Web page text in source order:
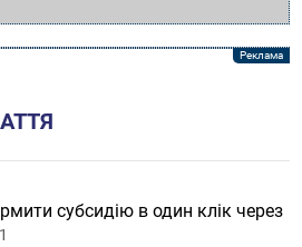
субсидію в один клік через
1